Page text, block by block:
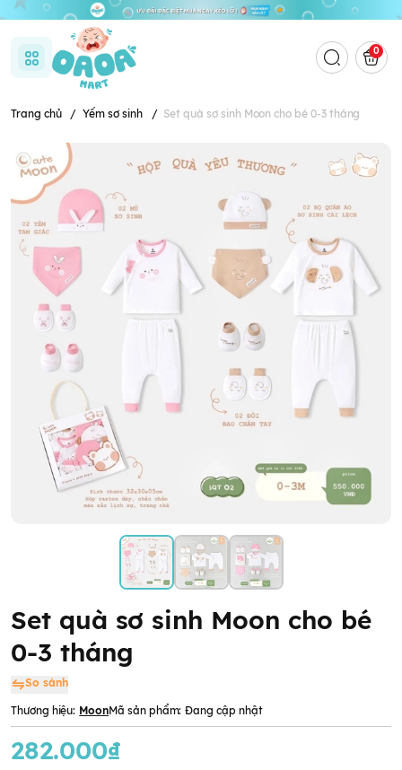
0
Trang chủ / Yếm sơ sinh / Set quà sơ sinh Moon cho bé 0-3 tháng
Set quà sơ sinh Moon cho bé
0-3 tháng
So sánh
Thương hiệu: MoonMã sản phẩm: Đang cập nhật
282.000₫